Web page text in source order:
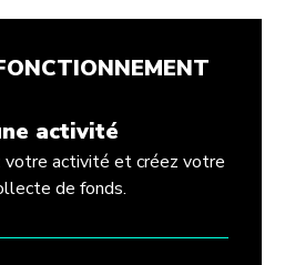
activité
votre activité et créez votre
de fonds.